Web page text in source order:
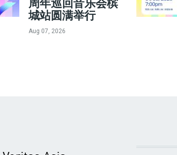
周年巡回音乐会槟
城站圆满举行
Aug 07, 2026